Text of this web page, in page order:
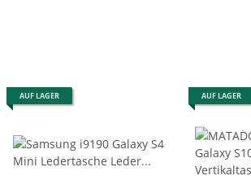
AUF LAGER AUF LAGER